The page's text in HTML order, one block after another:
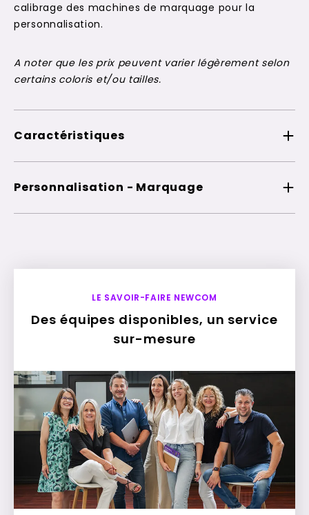
calibrage des machines de marquage pour la
personnalisation.
A noter que les prix peuvent varier légèrement selon
certains coloris et/ou tailles.
Caractéristiques
Personnalisation - Marquage
LE SAVOIR-FAIRE NEWCOM
Des équipes disponibles, un service
sur-mesure